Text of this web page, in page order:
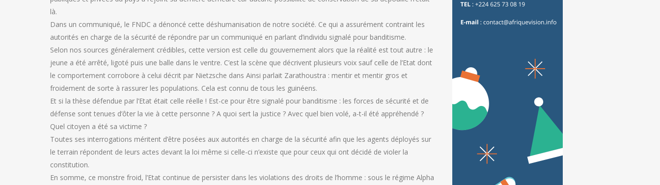
là.
Dans un communiqué, le FNDC a dénoncé cette déshumanisation de notre société. Ce qui a assurément contraint les
autorités en charge de la sécurité de répondre par un communiqué en parlant d’individu signalé pour banditisme.
Selon nos sources généralement crédibles, cette version est celle du gouvernement alors que la réalité est tout autre : le
jeune a été arrêté, ligoté puis une balle dans le ventre. C’est la scène que décrivent plusieurs voix sauf celle de l’Etat dont
le comportement corrobore à celui décrit par Nietzsche dans Ainsi parlait Zarathoustra : mentir et mentir gros et
froidement de sorte à rassurer les populations. Cela est connu de tous les guinéens.
Et si la thèse défendue par l’Etat était celle réelle ! Est-ce pour être signalé pour banditisme : les forces de sécurité et de
défense sont tenues d’ôter la vie à cette personne ? A quoi sert la justice ? Avec quel bien volé, a-t-il été appréhendé ?
Quel citoyen a été sa victime ?
Toutes ses interrogations méritent d’être posées aux autorités en charge de la sécurité afin que les agents déployés sur
le terrain répondent de leurs actes devant la loi même si celle-ci n’existe que pour ceux qui ont décidé de violer la
constitution.
En somme, ce monstre froid, l’Etat continue de persister dans les violations des droits de l’homme : sous le régime Alpha